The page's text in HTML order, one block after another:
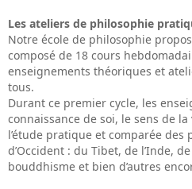
Les ateliers de philosophie
Notre école de philosophie
composé de 18 cours
enseignements théoriques et
tous.
Durant ce premier cycle, les
connaissance de soi, le sens de
l’étude pratique et comparée des
d’Occident : du Tibet, de l’Inde,
bouddhisme et bien d’autres